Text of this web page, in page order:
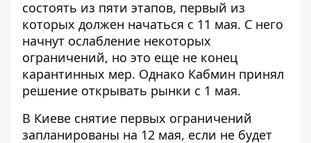
состоять из пяти этапов, первый из
которых должен начаться с 11 мая. С него
начнут ослабление некоторых
ограничений, но это еще не конец
карантинных мер. Однако Кабмин принял
решение открывать рынки с 1 мая.
В Киеве снятие первых ограничений
запланированы на 12 мая, если не будет